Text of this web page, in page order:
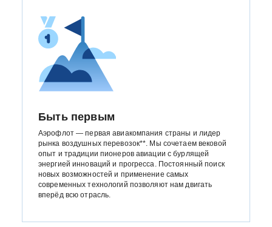
Быть первым
Аэрофлот — первая авиакомпания страны и лидер
рынка воздушных перевозок**. Мы сочетаем вековой
опыт и традиции пионеров авиации с бурлящей
энергией инноваций и прогресса. Постоянный поиск
новых возможностей и применение самых
современных технологий позволяют нам двигать
вперёд всю отрасль.